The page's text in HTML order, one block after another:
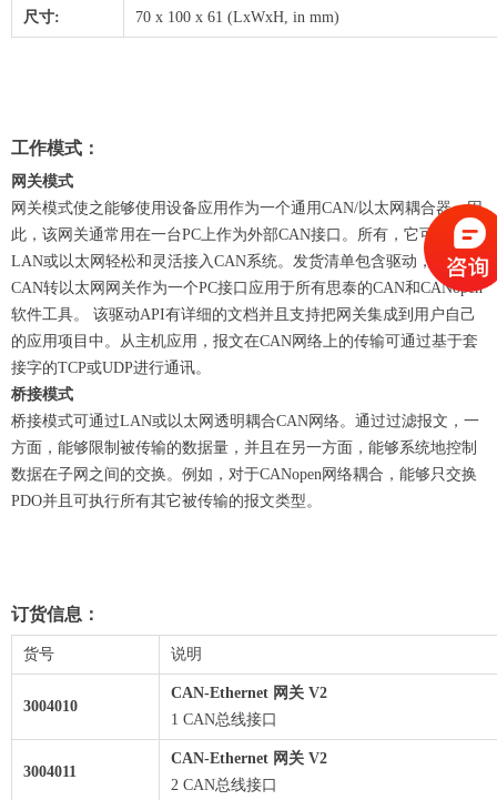
尺寸: 70 x 100 x 61 (LxWxH, in mm)
工作模式：
网关模式
网关模式使之能够使用设备应用作为一个通用CAN/以太网耦合器。因
此，该网关通常用在一台PC上作为外部CAN接口。所有，它可通过
LAN或以太网轻松和灵活接入CAN系统。发货清单包含驱动，可使用
CAN转以太网网关作为一个PC接口应用于所有思泰的CAN和CANopen
软件工具。 该驱动API有详细的文档并且支持把网关集成到用户自己
的应用项目中。从主机应用，报文在CAN网络上的传输可通过基于套
接字的TCP或UDP进行通讯。
桥接模式
桥接模式可通过LAN或以太网透明耦合CAN网络。通过过滤报文，一
方面，能够限制被传输的数据量，并且在另一方面，能够系统地控制
数据在子网之间的交换。例如，对于CANopen网络耦合，能够只交换
PDO并且可执行所有其它被传输的报文类型。
订货信息：
货号 说明
3004010
CAN-Ethernet 网关 V2
1 CAN总线接口
3004011
CAN-Ethernet 网关 V2
2 CAN总线接口